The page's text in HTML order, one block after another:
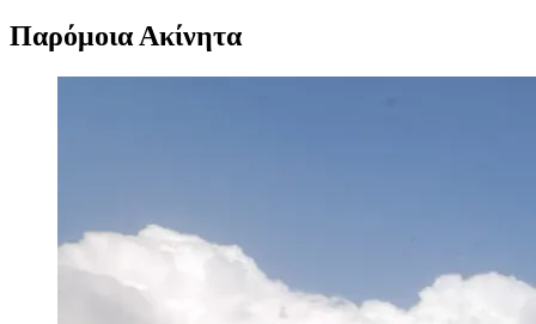
Παρόμοια Ακίνητα